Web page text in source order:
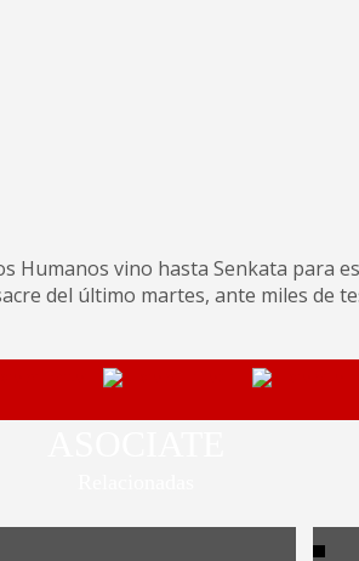
Humanos vino hasta Senkata para
del último martes, ante miles de